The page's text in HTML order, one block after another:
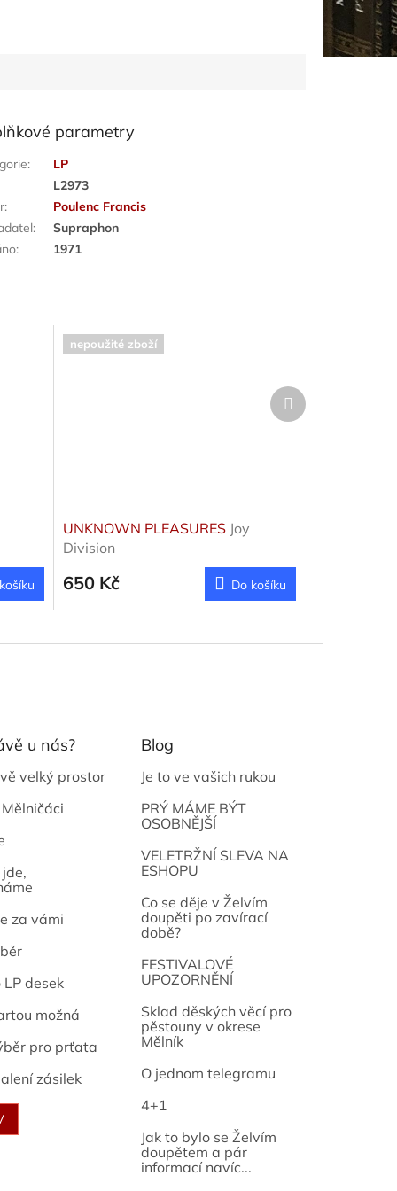
parametry
:
LP
L2973
:
Poulenc Francis
:
Supraphon
: 1971
nepoužité zboží
UNKNOWN PLEASURES Joy
Division
650 Kč Do košíku
Další
produkt
u nás?
velký prostor
za vámi
desek
možná
pro prťata
zásilek
Blog
Je to ve vašich rukou
PRÝ MÁME BÝT
OSOBNĚJŠÍ
VELETRŽNÍ SLEVA NA
ESHOPU
Co se děje v Želvím
doupěti po zavírací
době?
FESTIVALOVÉ
UPOZORNĚNÍ
Sklad děských věcí pro
pěstouny v okrese
Mělník
O jednom telegramu
4+1
Jak to bylo se Želvím
doupětem a pár
informací navíc...